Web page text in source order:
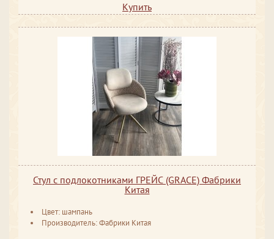
Купить
Стул с подлокотниками ГРЕЙС (GRACE) Фабрики
Китая
Цвет: шампань
Производитель: Фабрики Китая